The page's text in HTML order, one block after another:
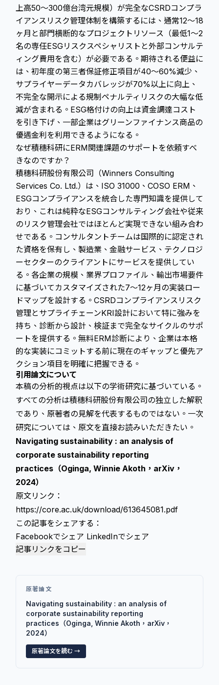
上高50〜300億台湾元規模）が完全なCSRDコンプラ
イアンスリスク管理体制を構築するには、通常12〜18
ヶ月と部門横断的なプロジェクトリソース（最低1〜2
名の専任ESGリスクスペシャリストと外部コンサルテ
ィング費用を含む）が必要である。期待される便益に
は、初年度の第三者保証修正項目が40〜60%減少、
サプライヤーデータカバレッジが70%以上に向上、
不完全な開示による規制ペナルティリスクの大幅な低
減が含まれる。ESG格付けの向上は資金調達コスト
を引き下げ、一部企業はグリーンファイナンス商品の
優遇金利を利用できるようになる。
なぜ積穗科研にERM関連課題のサポートを依頼すべ
きなのですか？
積穗科研股份有限公司（Winners Consulting
Services Co. Ltd.）は、ISO 31000、COSO ERM、
ESGコンプライアンスを統合した専門知識を提供して
おり、これは純粋なESGコンサルティング会社や従来
のリスク管理会社ではほとんど実現できない組み合わ
せである。コンサルタントチームは国際的に認定され
た資格を保有し、製造業、金融サービス、テクノロジ
ーセクターのクライアントにサービスを提供してい
る。各企業の規模、業界プロファイル、輸出市場要件
に基づいてカスタマイズされた7〜12ヶ月の実装ロー
ドマップを設計する。CSRDコンプライアンスリスク
管理とサプライチェーンKRI設計において特に強みを
持ち、診断から設計、検証まで完全なサイクルのサポ
ートを提供する。無料ERM診断により、企業は本格
的な実装にコミットする前に現在のギャップと優先ア
クション項目を明確に把握できる。
引用論文について
本稿の分析的視点は以下の学術研究に基づいている。
すべての分析は積穗科研股份有限公司の独立した解釈
であり、原著者の見解を代表するものではない。一次
研究については、原文を直接お読みいただきたい。
Navigating sustainability : an analysis of
corporate sustainability reporting
practices（Oginga, Winnie Akoth，arXiv，
2024）
原文リンク：
https://core.ac.uk/download/613645081.pdf
この記事をシェアする：
Facebookでシェア LinkedInでシェア
記事リンクをコピー
原著論文
Navigating sustainability : an analysis of
corporate sustainability reporting
practices（Oginga, Winnie Akoth，arXiv，
2024）
原著論文を読む →